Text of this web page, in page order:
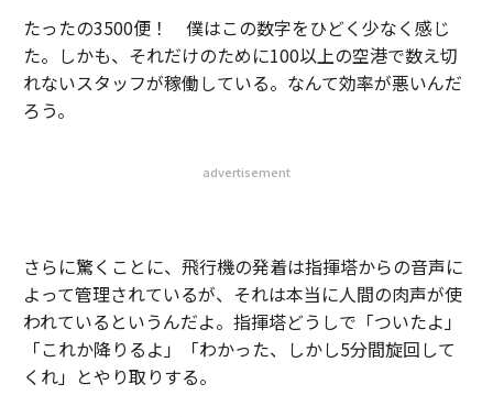
たったの3500便！ 僕はこの数字をひどく少なく感じ
た。しかも、それだけのために100以上の空港で数え切
れないスタッフが稼働している。なんて効率が悪いんだ
ろう。
advertisement
さらに驚くことに、飛行機の発着は指揮塔からの音声に
よって管理されているが、それは本当に人間の肉声が使
われているというんだよ。指揮塔どうしで「ついたよ」
「これか降りるよ」「わかった、しかし5分間旋回して
くれ」とやり取りする。